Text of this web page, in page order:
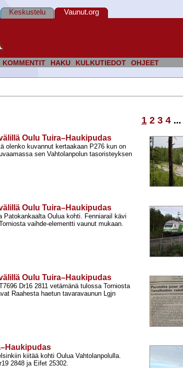
KOMMENTIT HAKU KULKUTIEDOT OHJEET
Keskustelu Vaunut.org
1 2 3 4...
Oulu Tuira–Haukipudas
olenko kuvannut kertaakaan P276 kun on
sen Vahtolanpolun tasoristeyksen
Oulu Tuira–Haukipudas
Patokankaalta Oulua kohti. Fenniarail kävi
vaihde-​elementti vaunut mukaan.
Oulu Tuira–Haukipudas
Dr16 2811 vetämänä tulossa Torniosta
Raahesta haetun tavaravaunun Lgjn
kiitää kohti Oulua Vahtolanpolulla.
2848 ja Eifet 25302.